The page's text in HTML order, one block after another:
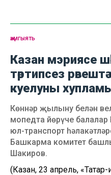
җәмгыять
Казан мэриясе
тәртипсез
куелуны
Көннәр җылыну белән
мопедта йөрүче
юл-транспорт
Башкарма комитет
Шакиров.
(Казан, 23 апрель,